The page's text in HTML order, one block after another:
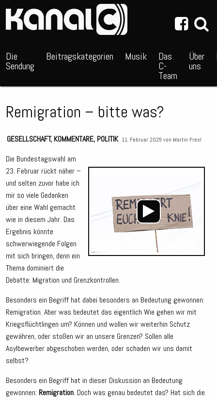
Die
Sendung
Beitragskategorien Musik Das
C-
Team
Über
uns
Remigration – bitte was?
GESELLSCHAFT, KOMMENTARE, POLITIK 11. Februar 2025 von Martin Fresl
Die Bundestagswahl am
23. Februar rückt näher –
und selten zuvor habe ich
mir so viele Gedanken
über eine Wahl gemacht
wie in diesem Jahr. Das
Ergebnis könnte
schwerwiegende Folgen
mit sich bringen, denn ein
Thema dominiert die
Debatte: Migration und Grenzkontrollen.
Besonders ein Begriff hat dabei besonders an Bedeutung gewonnen:
Remigration. Aber was bedeutet das eigentlich Wie gehen wir mit
Kriegsflüchtlingen um? Können und wollen wir weiterhin Schutz
gewähren, oder stoßen wir an unsere Grenzen? Sollen alle
Asylbewerber abgeschoben werden, oder schaden wir uns damit
selbst?
Besonders ein Begriff hat in dieser Diskussion an Bedeutung
gewonnen: Remigration. Doch was genau bedeutet das? Hat sich die